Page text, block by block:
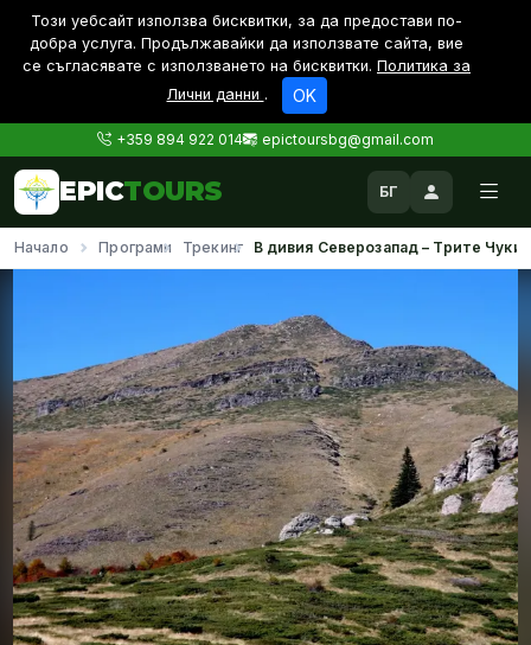
Този уебсайт използва бисквитки, за да предостави по-
дoбра услуга. Продължавайки да използвате сайта, вие
се съгласявате с използването на бисквитки. Политика за
Лични данни . OK
+359 894 922 014 epictoursbg@gmail.com
EPICTOURS БГ
Начало Програми Трекинг В дивия Северозапад – Трите Чуки